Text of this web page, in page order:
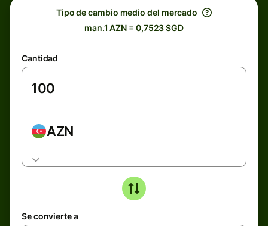
Tipo de cambio medio del mercado
man.1 AZN = 0,7523 SGD
Cantidad
AZN
Se convierte a